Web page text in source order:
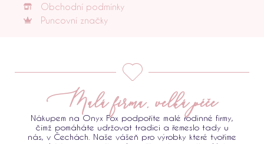
Obchodní podmínky
Puncovní značky
Malá firma, velká péče
Nákupem na Onyx Fox podpoříte malé rodinné firmy,
čímž pomáháte udržovat tradici a řemeslo tady u
nás, v Čechách. Naše vášeň pro výrobky které tvoříme